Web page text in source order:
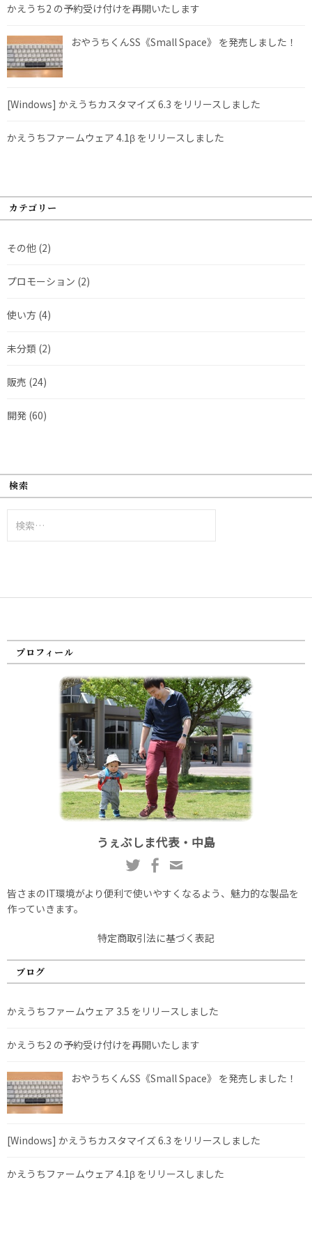
かえうち2 の予約受け付けを再開いたします
おやうちくんSS《Small Space》 を発売しました！
[Windows] かえうちカスタマイズ 6.3 をリリースしました
かえうちファームウェア 4.1β をリリースしました
カテゴリー
その他 (2)
プロモーション (2)
使い方 (4)
未分類 (2)
販売 (24)
開発 (60)
検索
索:
プロフィール
うぇぶしま代表・中島
皆さまのIT環境がより便利で使いやすくなるよう、魅力的な製品を
作っていきます。
特定商取引法に基づく表記
ブログ
かえうちファームウェア 3.5 をリリースしました
かえうち2 の予約受け付けを再開いたします
おやうちくんSS《Small Space》 を発売しました！
[Windows] かえうちカスタマイズ 6.3 をリリースしました
かえうちファームウェア 4.1β をリリースしました